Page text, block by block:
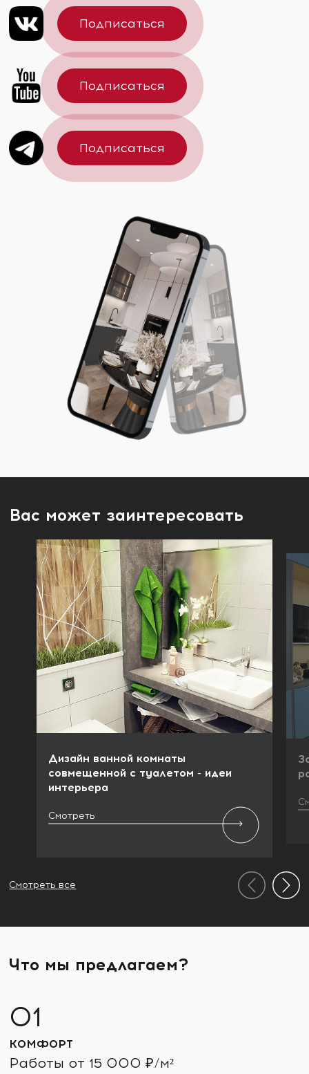
Подписаться
Подписаться
Подписаться
Вас может заинтересовать
Дизайн ванной комнаты
совмещенной с туалетом - идеи
интерьера
Смотреть
Смотреть все
Что мы предлагаем?
КОМФОРТ
Работы от 15 000 ₽/м²